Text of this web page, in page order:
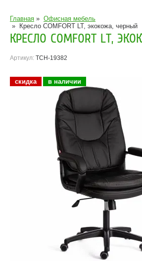
Главная » Офисная мебель
»
Кресло COMFORT LT, экокожа, черный
КРЕСЛО COMFORT LT,
Артикул: TCH-19382
скидка в наличии